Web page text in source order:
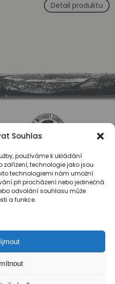
Souhlas
používáme k ukládání
technologie jako jsou
technologiemi nám umožní
při procházení nebo jedinečná
odvolání souhlasu může
a funkce.
Detail produktu
osobních údajů